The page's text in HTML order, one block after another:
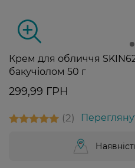
Крем для обличчя
бакучіолом 50 г
299,99 ГРН
2